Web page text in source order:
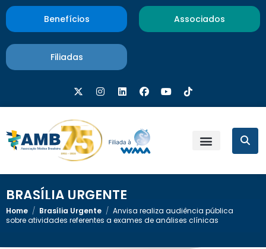
Benefícios Associados
Filiadas
BRASÍLIA URGENTE
Home / Brasília Urgente / Anvisa realiza audiência pública
sobre atividades referentes a exames de análises clínicas